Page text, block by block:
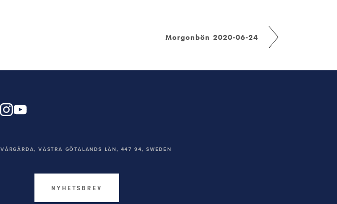
Morgonbön 2020-06-24
VÅRGÅRDA, VÄSTRA GÖTALANDS LÄN, 447 94, SWEDEN
NYHETSBREV